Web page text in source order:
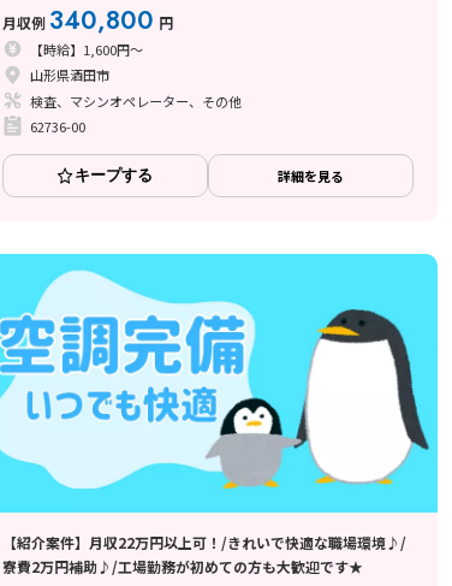
月収例 340,800 円
【時給】1,600円～
山形県酒田市
検査、マシンオペレーター、その他
62736-00
キープする 詳細を見る
【紹介案件】月収22万円以上可！/きれいで快適な職場環境♪/
寮費2万円補助♪/工場勤務が初めての方も大歓迎です★